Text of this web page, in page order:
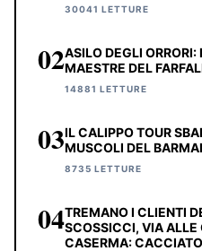
30041 LETTURE
02ASILO DEGLI
MAESTRE DEL
14881 LETTURE
03IL CALIPPO TOUR
MUSCOLI DEL
8735 LETTURE
04TREMANO I CLIENTI
SCOSSICCI, VIA
CASERMA: